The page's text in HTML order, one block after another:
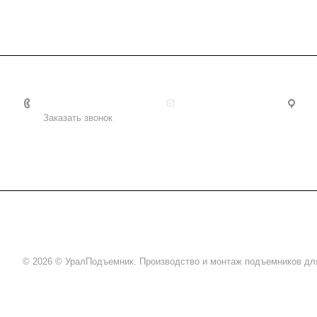
Заказать звонок
© 2026 © УралПодъемник. Производство и монтаж подъемников